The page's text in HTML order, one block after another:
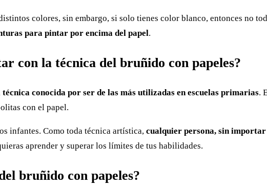
colores, sin embargo, si solo tienes color blanco, entonces no
para pintar por encima del papel.
con la técnica del bruñido con papeles?
conocida por ser de las más utilizadas en escuelas primarias.
con el papel.
infantes. Como toda técnica artística, cualquier persona, sin
aprender y superar los límites de tus habilidades.
bruñido con papeles?